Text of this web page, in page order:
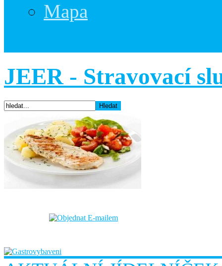
Mapa
JEER - Stravovací